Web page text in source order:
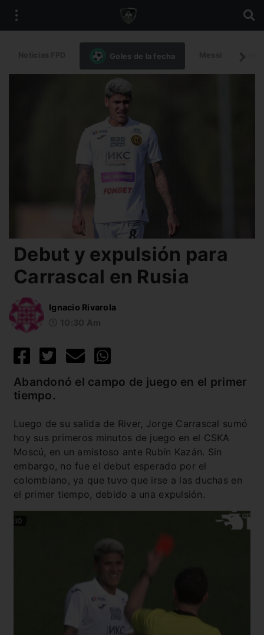
Goles de la fecha
Debut y expulsión para
Carrascal en Rusia
Ignacio Rivarola
Abandonó el campo de juego en el primer
tiempo.
Luego de su salida de River, Jorge Carrascal sumó
hoy sus primeros minutos de juego en el CSKA
Moscú, en un amistoso ante Rubín Kazán. Sin
embargo, no fue el debut esperado por el
colombiano, ya que tuvo que irse a las duchas en
el primer tiempo, debido a una expulsión.